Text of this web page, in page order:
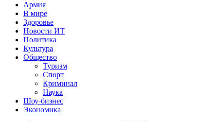
Армия
В мире
Здоровье
Новости ИТ
Политика
Культура
Общество
Туризм
Спорт
Криминал
Наука
Шоу-бизнес
Экономика